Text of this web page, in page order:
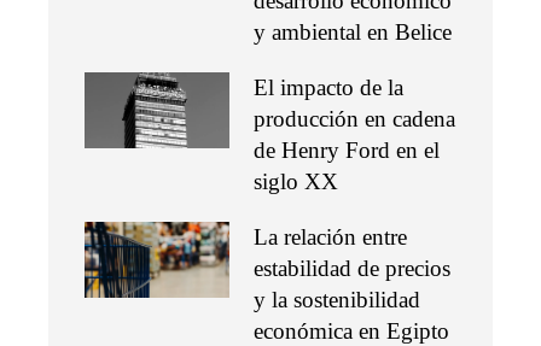
y ambiental en Belice
El impacto de la
producción en cadena
de Henry Ford en el
siglo XX
La relación entre
estabilidad de precios
y la sostenibilidad
económica en Egipto